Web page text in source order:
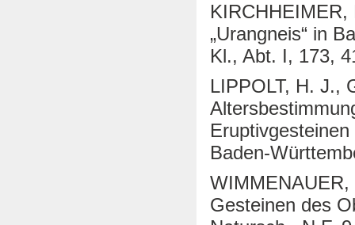
„Urangneis“ in
Kl., Abt. I, 173,
LIPPOLT, H. J.,
Baden-
WIMMENAUER,
Gesteinen des